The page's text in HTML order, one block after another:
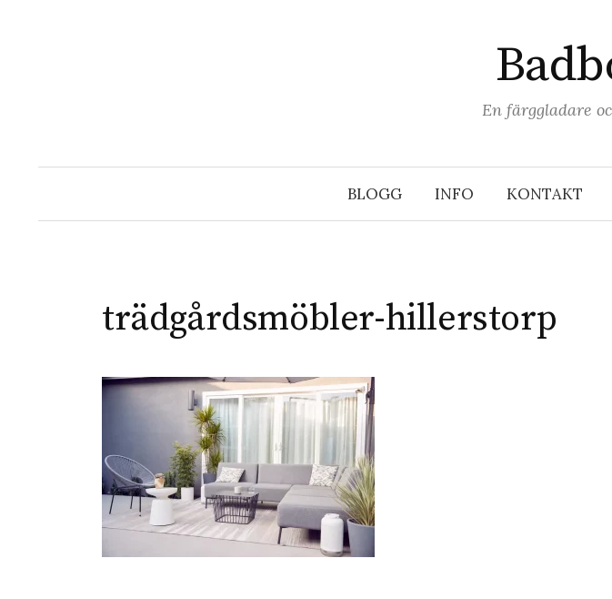
En färggladare
BLOGG INFO KONTAKT
trädgårdsmöbler-hillerstorp